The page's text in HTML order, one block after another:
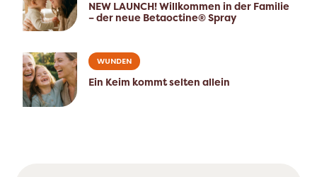
NEW LAUNCH! Willkommen in der Familie
– der neue Betaoctine® Spray
WUNDEN
Ein Keim kommt selten allein